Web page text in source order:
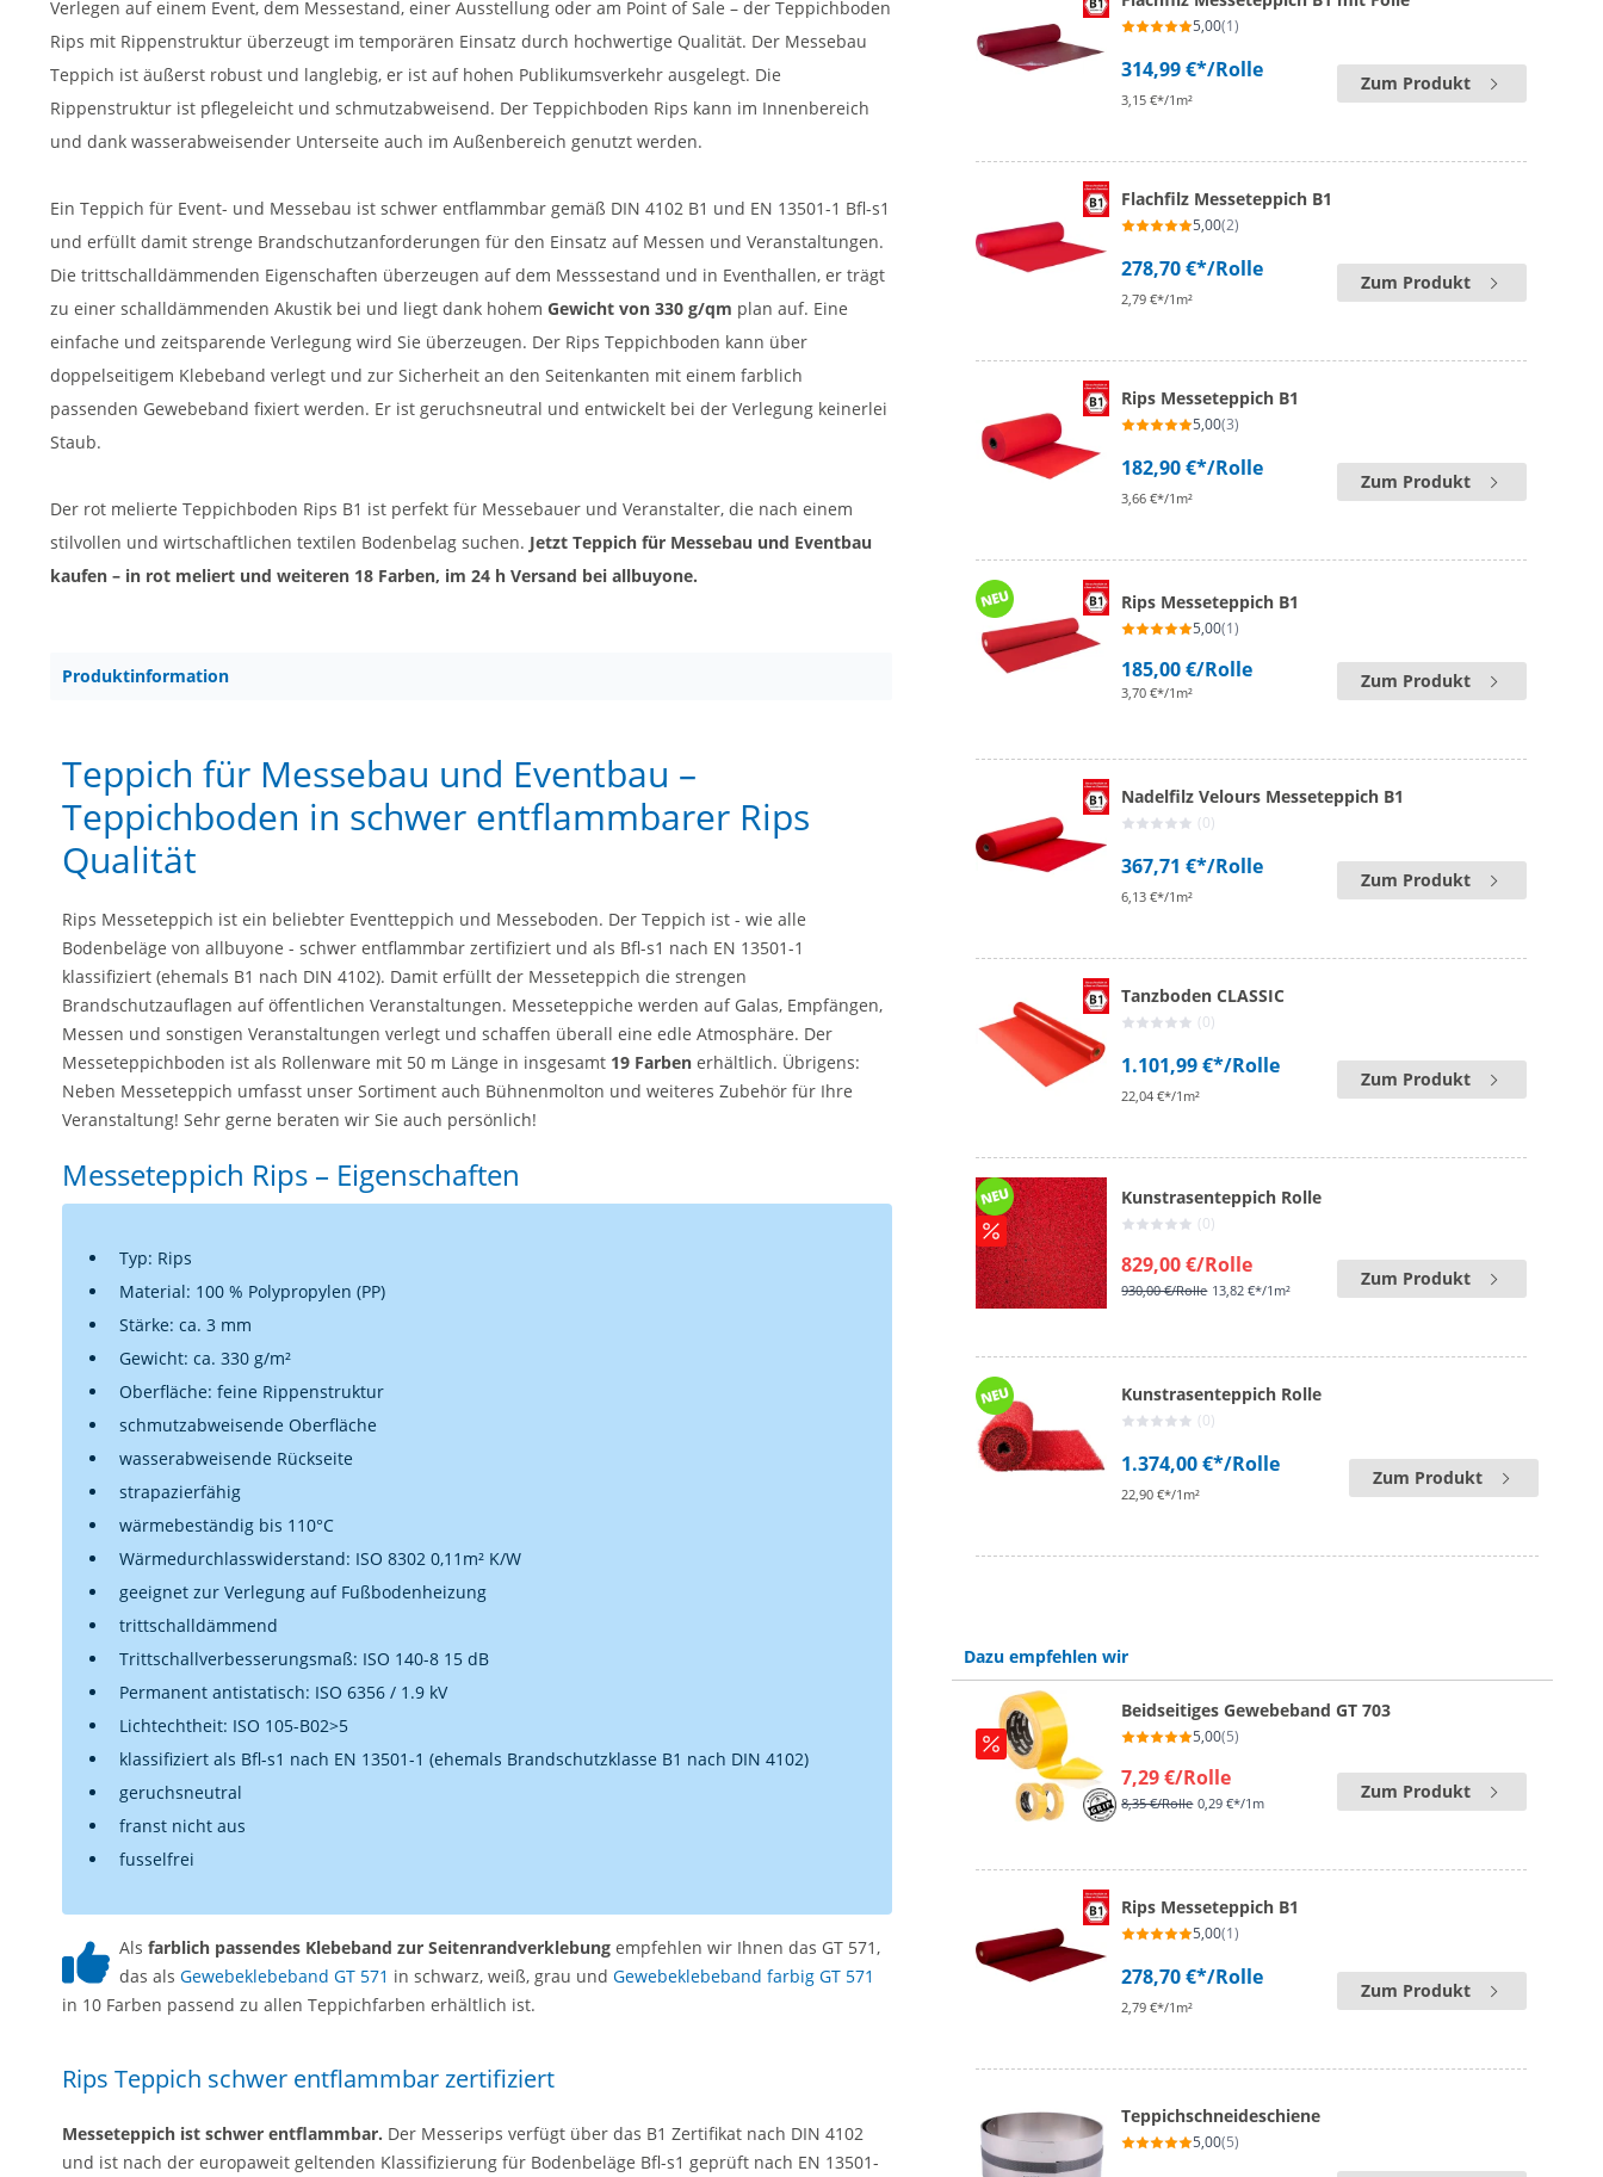
Verlegen auf einem Event, dem Messestand, einer Ausstellung oder am Point of Sale – der Teppichboden
Rips mit Rippenstruktur überzeugt im temporären Einsatz durch hochwertige Qualität. Der Messebau
Teppich ist äußerst robust und langlebig, er ist auf hohen Publikumsverkehr ausgelegt. Die
Rippenstruktur ist pflegeleicht und schmutzabweisend. Der Teppichboden Rips kann im Innenbereich
und dank wasserabweisender Unterseite auch im Außenbereich genutzt werden.
Ein Teppich für Event- und Messebau ist schwer entflammbar gemäß DIN 4102 B1 und EN 13501-1 Bfl-s1
und erfüllt damit strenge Brandschutzanforderungen für den Einsatz auf Messen und Veranstaltungen.
Die trittschalldämmenden Eigenschaften überzeugen auf dem Messsestand und in Eventhallen, er trägt
zu einer schalldämmenden Akustik bei und liegt dank hohem Gewicht von 330 g/qm plan auf. Eine
einfache und zeitsparende Verlegung wird Sie überzeugen. Der Rips Teppichboden kann über
doppelseitigem Klebeband verlegt und zur Sicherheit an den Seitenkanten mit einem farblich
passenden Gewebeband fixiert werden. Er ist geruchsneutral und entwickelt bei der Verlegung keinerlei
Staub.
Der rot melierte Teppichboden Rips B1 ist perfekt für Messebauer und Veranstalter, die nach einem
stilvollen und wirtschaftlichen textilen Bodenbelag suchen. Jetzt Teppich für Messebau und Eventbau
kaufen – in rot meliert und weiteren 18 Farben, im 24 h Versand bei allbuyone.
Produktinformation
Teppich für Messebau und Eventbau –
Teppichboden in schwer entflammbarer Rips
Qualität
Rips Messeteppich ist ein beliebter Eventteppich und Messeboden. Der Teppich ist - wie alle
Bodenbeläge von allbuyone - schwer entflammbar zertifiziert und als Bfl-s1 nach EN 13501-1
klassifiziert (ehemals B1 nach DIN 4102). Damit erfüllt der Messeteppich die strengen
Brandschutzauflagen auf öffentlichen Veranstaltungen. Messeteppiche werden auf Galas, Empfängen,
Messen und sonstigen Veranstaltungen verlegt und schaffen überall eine edle Atmosphäre. Der
Messeteppichboden ist als Rollenware mit 50 m Länge in insgesamt 19 Farben erhältlich. Übrigens:
Neben Messeteppich umfasst unser Sortiment auch Bühnenmolton und weiteres Zubehör für Ihre
Veranstaltung! Sehr gerne beraten wir Sie auch persönlich!
Messeteppich Rips – Eigenschaften
Typ: Rips
Material: 100 % Polypropylen (PP)
Stärke: ca. 3 mm
Gewicht: ca. 330 g/m²
Oberfläche: feine Rippenstruktur
schmutzabweisende Oberfläche
wasserabweisende Rückseite
strapazierfähig
wärmebeständig bis 110°C
Wärmedurchlasswiderstand: ISO 8302 0,11m² K/W
geeignet zur Verlegung auf Fußbodenheizung
trittschalldämmend
Trittschallverbesserungsmaß: ISO 140-8 15 dB
Permanent antistatisch: ISO 6356 / 1.9 kV
Lichtechtheit: ISO 105-B02>5
klassifiziert als Bfl-s1 nach EN 13501-1 (ehemals Brandschutzklasse B1 nach DIN 4102)
geruchsneutral
franst nicht aus
fusselfrei
Als farblich passendes Klebeband zur Seitenrandverklebung empfehlen wir Ihnen das GT 571,
das als Gewebeklebeband GT 571 in schwarz, weiß, grau und Gewebeklebeband farbig GT 571
in 10 Farben passend zu allen Teppichfarben erhältlich ist.
Rips Teppich schwer entflammbar zertifiziert
Messeteppich ist schwer entflammbar. Der Messerips verfügt über das B1 Zertifikat nach DIN 4102
und ist nach der europaweit geltenden Klassifizierung für Bodenbeläge Bfl-s1 geprüft nach EN 13501-
5,00(1)
314,99 €*/Rolle
3,15 €*/1m²
Zum Produkt
Flachfilz Messeteppich B1
5,00(2)
278,70 €*/Rolle
2,79 €*/1m²
Zum Produkt
Rips Messeteppich B1
5,00(3)
182,90 €*/Rolle
3,66 €*/1m²
Zum Produkt
Rips Messeteppich B1
5,00(1)
185,00 €/Rolle
3,70 €*/1m²
Zum Produkt
Nadelfilz Velours Messeteppich B1
(0)
367,71 €*/Rolle
6,13 €*/1m²
Zum Produkt
Tanzboden CLASSIC
(0)
1.101,99 €*/Rolle
22,04 €*/1m²
Zum Produkt
Kunstrasenteppich Rolle
(0)
829,00 €/Rolle
930,00 €/Rolle 13,82 €*/1m²
Zum Produkt
Kunstrasenteppich Rolle
(0)
1.374,00 €*/Rolle
22,90 €*/1m²
Zum Produkt
Dazu empfehlen wir
Beidseitiges Gewebeband GT 703
5,00(5)
7,29 €/Rolle
8,35 €/Rolle 0,29 €*/1m
Zum Produkt
Rips Messeteppich B1
5,00(1)
278,70 €*/Rolle
2,79 €*/1m²
Zum Produkt
Teppichschneideschiene
5,00(5)